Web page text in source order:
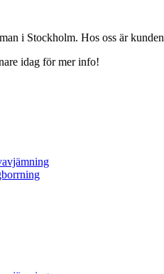
i Stockholm. Hos oss är
idag för mer info!